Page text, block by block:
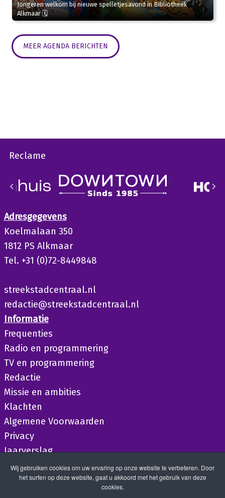
Jongeren welkom bij nieuwe spelletjesavond in Bibliotheek
Alkmaar 🗓
MEER AGENDA BERICHTEN
Reclame
Adresgegevens
Koelmalaan 350
1812 PS Alkmaar
Tel. +31 (0)72-8449848
streekstadcentraal.nl
redactie@streekstadcentraal.nl
Informatie
Frequenties
Radio en programmering
TV en programmering
Redactie
Missie en ambities
Klachten
Algemene Voorwaarden
Privacy
Jaarverslag
Wij gebruiken cookies om uw ervaring op onze website te verbeteren. Door
het surfen op deze website, gaat u akkoord met het gebruik van deze
cookies.